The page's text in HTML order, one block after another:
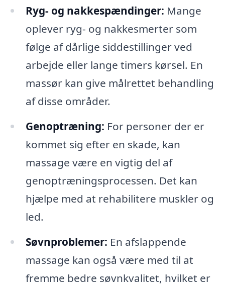
Ryg- og nakkespændinger: Mange
oplever ryg- og nakkesmerter som
følge af dårlige siddestillinger ved
arbejde eller lange timers kørsel. En
massør kan give målrettet behandling
af disse områder.
Genoptræning: For personer der er
kommet sig efter en skade, kan
massage være en vigtig del af
genoptræningsprocessen. Det kan
hjælpe med at rehabilitere muskler og
led.
Søvnproblemer: En afslappende
massage kan også være med til at
fremme bedre søvnkvalitet, hvilket er